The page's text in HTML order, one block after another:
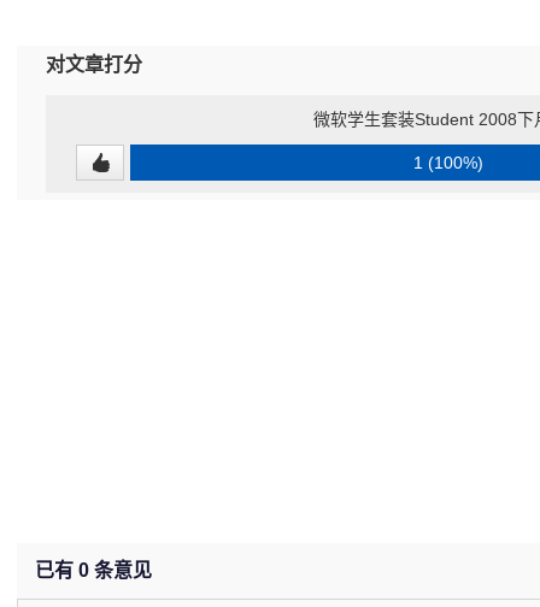
对文章打分
微软学生套装Student 2008下
1 (100%)
已有 0 条意见